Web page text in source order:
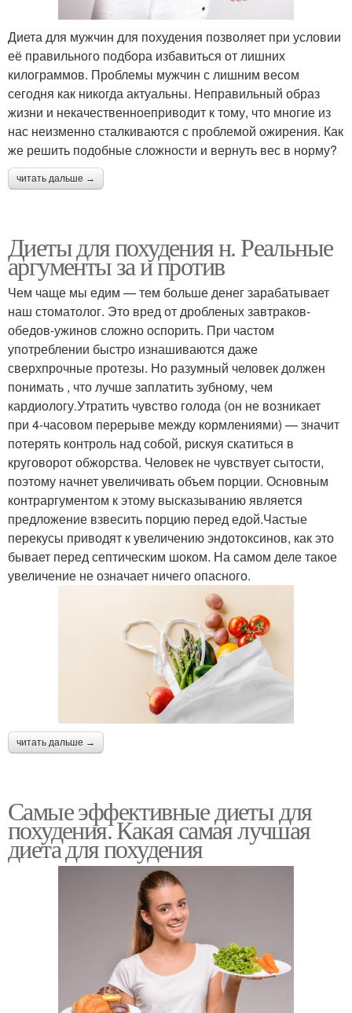
Диета для мужчин для похудения позволяет при условии
её правильного подбора избавиться от лишних
килограммов. Проблемы мужчин с лишним весом
сегодня как никогда актуальны. Неправильный образ
жизни и некачественноеприводит к тому, что многие из
нас неизменно сталкиваются с проблемой ожирения. Как
же решить подобные сложности и вернуть вес в норму?
читать дальше →
Диеты для похудения н. Реальные
аргументы за и против
Чем чаще мы едим — тем больше денег зарабатывает
наш стоматолог. Это вред от дробленых завтраков-
обедов-ужинов сложно оспорить. При частом
употреблении быстро изнашиваются даже
сверхпрочные протезы. Но разумный человек должен
понимать , что лучше заплатить зубному, чем
кардиологу.Утратить чувство голода (он не возникает
при 4-часовом перерыве между кормлениями) — значит
потерять контроль над собой, рискуя скатиться в
круговорот обжорства. Человек не чувствует сытости,
поэтому начнет увеличивать объем порции. Основным
контраргументом к этому высказыванию является
предложение взвесить порцию перед едой.Частые
перекусы приводят к увеличению эндотоксинов, как это
бывает перед септическим шоком. На самом деле такое
увеличение не означает ничего опасного.
читать дальше →
Самые эффективные диеты для
похудения. Какая самая лучшая
диета для похудения